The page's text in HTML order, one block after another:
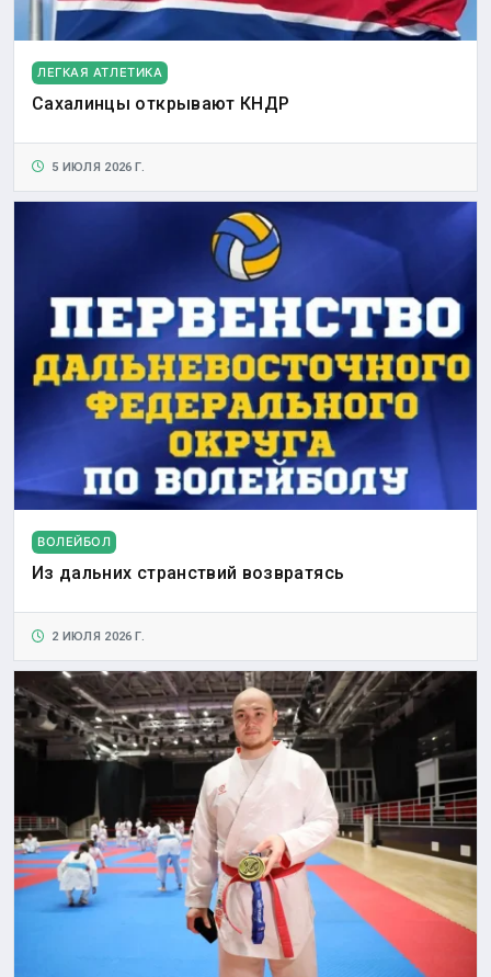
ЛЕГКАЯ АТЛЕТИКА
Сахалинцы открывают КНДР
5 ИЮЛЯ 2026 Г.
ВОЛЕЙБОЛ
Из дальних странствий возвратясь
2 ИЮЛЯ 2026 Г.